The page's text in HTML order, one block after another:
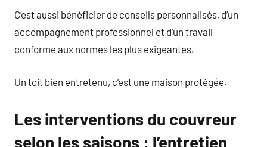
C’est aussi bénéficier de conseils personnalisés, d’un
accompagnement professionnel et d’un travail
conforme aux normes les plus exigeantes.
Un toit bien entretenu, c’est une maison protégée.
Les interventions du couvreur
selon les saisons : l’entretien